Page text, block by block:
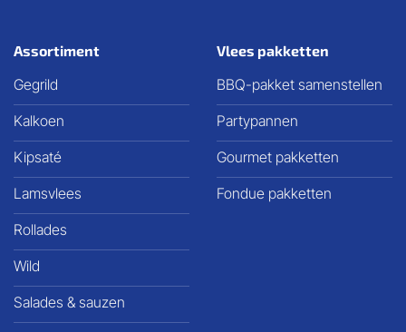
Assortiment
Gegrild
Kalkoen
Kipsaté
Lamsvlees
Rollades
Wild
Salades & sauzen
Vlees pakketten
BBQ-pakket samenstellen
Partypannen
Gourmet pakketten
Fondue pakketten